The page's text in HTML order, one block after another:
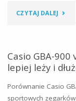
CZYTAJ DALEJ "CASIO
900
VS
GBA-
Casio GBA-900
lepiej leży i
Porównanie Casio
sportowych